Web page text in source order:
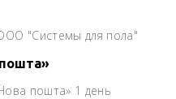
"Системы для пола"
пошта» 1 день